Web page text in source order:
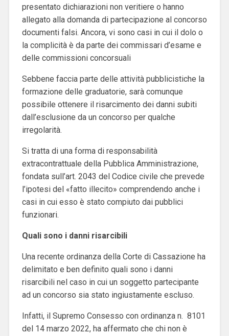
presentato dichiarazioni non veritiere o hanno
allegato alla domanda di partecipazione al concorso
documenti falsi. Ancora, vi sono casi in cui il dolo o
la complicità è da parte dei commissari d’esame e
delle commissioni concorsuali
Sebbene faccia parte delle attività pubblicistiche la
formazione delle graduatorie, sarà comunque
possibile ottenere il risarcimento dei danni subiti
dall’esclusione da un concorso per qualche
irregolarità.
Si tratta di una forma di responsabilità
extracontrattuale della Pubblica Amministrazione,
fondata sull’art. 2043 del Codice civile che prevede
l’ipotesi del «fatto illecito» comprendendo anche i
casi in cui esso è stato compiuto dai pubblici
funzionari.
Quali sono i danni risarcibili
Una recente ordinanza della Corte di Cassazione ha
delimitato e ben definito quali sono i danni
risarcibili nel caso in cui un soggetto partecipante
ad un concorso sia stato ingiustamente escluso.
Infatti, il Supremo Consesso con ordinanza n. 8101
del 14 marzo 2022, ha affermato che chi non è